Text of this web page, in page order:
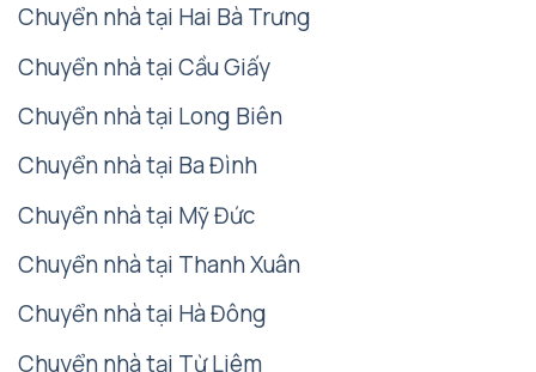
Chuyển nhà tại Hai Bà Trưng
Chuyển nhà tại Cầu Giấy
Chuyển nhà tại Long Biên
Chuyển nhà tại Ba Đình
Chuyển nhà tại Mỹ Đức
Chuyển nhà tại Thanh Xuân
Chuyển nhà tại Hà Đông
Chuyển nhà tại Từ Liêm